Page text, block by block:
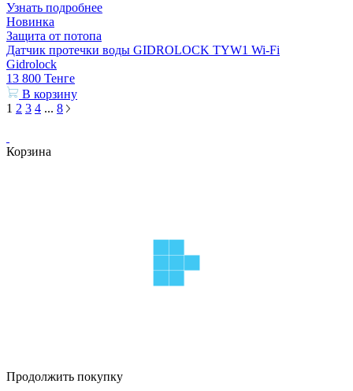
Узнать подробнее
Новинка
Защита от потопа
Датчик протечки воды GIDROLOCK TYW1 Wi-Fi
Gidrolock
13 800 Тенге
В корзину
1 2 3 4 ... 8
Корзина
Продолжить покупку